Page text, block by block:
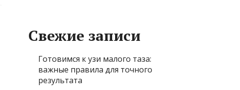
Свежие записи
Готовимся к узи малого таза:
важные правила для точного
результата